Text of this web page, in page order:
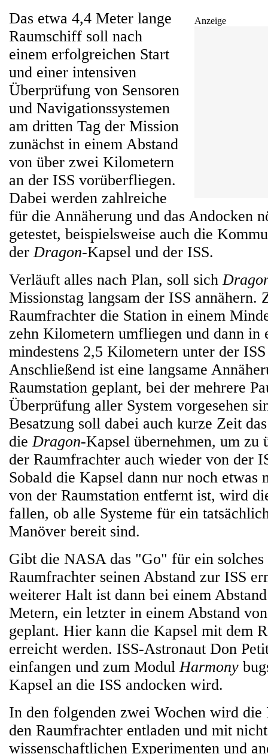
Anzeige
Das etwa 4,4 Meter lange
Raumschiff soll nach
einem erfolgreichen Start
und einer intensiven
Überprüfung von Sensoren
und Navigationssystemen
am dritten Tag der Mission
zunächst in einem Abstand
von über zwei Kilometern
an der ISS vorüberfliegen.
Dabei werden zahlreiche
für die Annäherung und das Andocken
getestet, beispielsweise auch die
derDragon-Kapsel und der ISS.
Verläuft alles nach Plan, soll sich
Missionstag langsam der ISS annähern.
Raumfrachter die Station in einem
zehn Kilometern umfliegen und dann in
mindestens 2,5 Kilometern unter der
Anschließend ist eine langsame
Raumstation geplant, bei der mehrere
Überprüfung aller System vorgesehen
Besatzung soll dabei auch kurze Zeit
dieDragon-Kapsel übernehmen, um zu
der Raumfrachter auch wieder von der
Sobald die Kapsel dann nur noch etwas
von der Raumstation entfernt ist, wird
fallen, ob alle Systeme für ein
Manöver bereit sind.
Gibt die NASA das "Go" für ein
Raumfrachter seinen Abstand zur ISS
weiterer Halt ist dann bei einem
Metern, ein letzter in einem Abstand
geplant. Hier kann die Kapsel mit dem
erreicht werden. ISS-Astronaut Don
einfangen und zum ModulHarmony
Kapsel an die ISS andocken wird.
In den folgenden zwei Wochen wird die
den Raumfrachter entladen und mit
wissenschaftlichen Experimenten und